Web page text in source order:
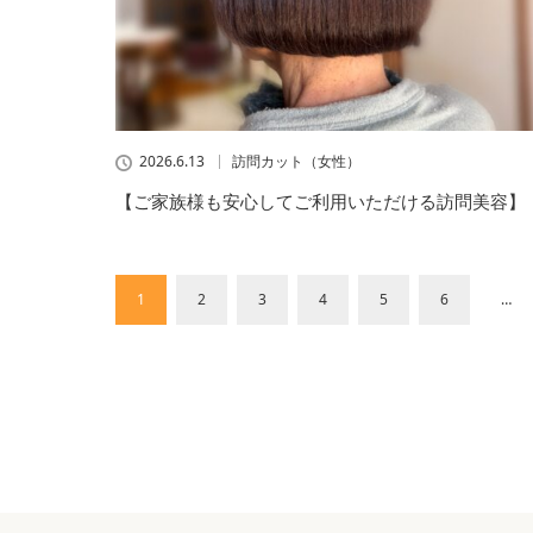
2026.6.13 訪問カット（女性）
【ご家族様も安心してご利用いただける訪問美容】
1 2 3 4 5 6 …